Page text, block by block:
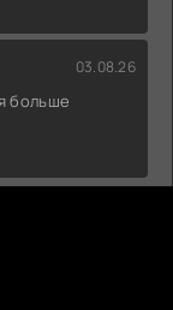
03.08.26
больше